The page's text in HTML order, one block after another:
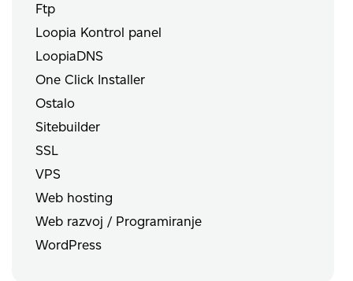
Ftp
Loopia Kontrol panel
LoopiaDNS
One Click Installer
Ostalo
Sitebuilder
SSL
VPS
Web hosting
Web razvoj / Programiranje
WordPress